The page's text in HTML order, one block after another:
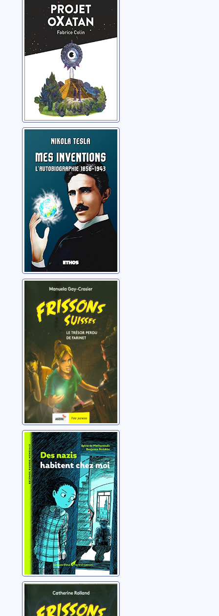
Colin, Fabrice
inventions:l'autobiographie
de Nikola Tesla
(1856-1943)
Tesla, Nikola
Le trésor perdu
de Farinet
Gay-Crosier, Manuela
Des nazis
habitent chez
moi
Mathuisieulx, Sylvie de
Le tombeau de la
Reine Berthe